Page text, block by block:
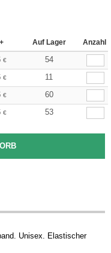
Auf Lager Anzahl
€
54
€
11
€
60
€ 53
Unisex. Elastischer